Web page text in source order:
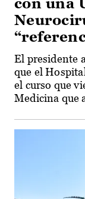
con una
El presidente
que el
el curso que
Medicina que